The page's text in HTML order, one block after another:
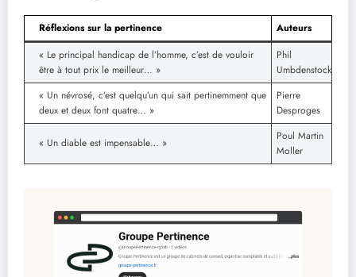
Réflexions sur la pertinence
Auteurs
« Le principal handicap de l’homme, c’est de vouloir
être à tout prix le meilleur… »
Phil
Umbdenstock
« Un névrosé, c’est quelqu’un qui sait pertinemment que
deux et deux font quatre… »
Pierre
Desproges
« Un diable est impensable… »
Poul Martin
Moller